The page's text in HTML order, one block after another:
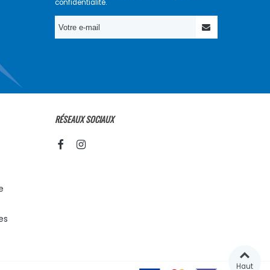
confidentialité.
RÉSEAUX SOCIAUX
Haut